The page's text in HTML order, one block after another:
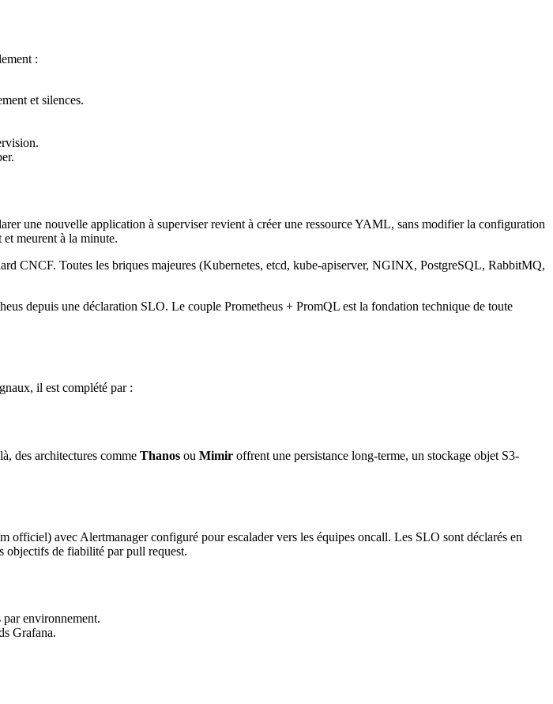
:
et silences.
une nouvelle application à superviser revient à créer une ressource YAML, sans modifier la configuration
et meurent à la minute.
CNCF. Toutes les briques majeures (Kubernetes, etcd, kube-apiserver, NGINX, PostgreSQL, RabbitMQ,
depuis une déclaration SLO. Le couple Prometheus + PromQL est la fondation technique de toute
il est complété par :
des architectures comme Thanos ou Mimir offrent une persistance long-terme, un stockage objet S3-
officiel) avec Alertmanager configuré pour escalader vers les équipes oncall. Les SLO sont déclarés en
objectifs de fiabilité par pull request.
environnement.
Grafana.